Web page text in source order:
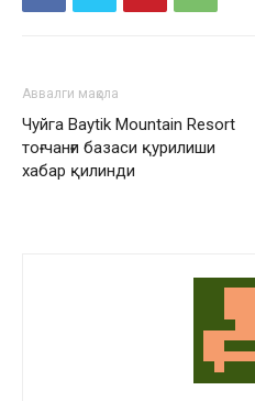
Аввалги мақола
Чуйга Baуtik Mountain Resort
тоғ чанғи базаси қурилиши
хабар қилинди